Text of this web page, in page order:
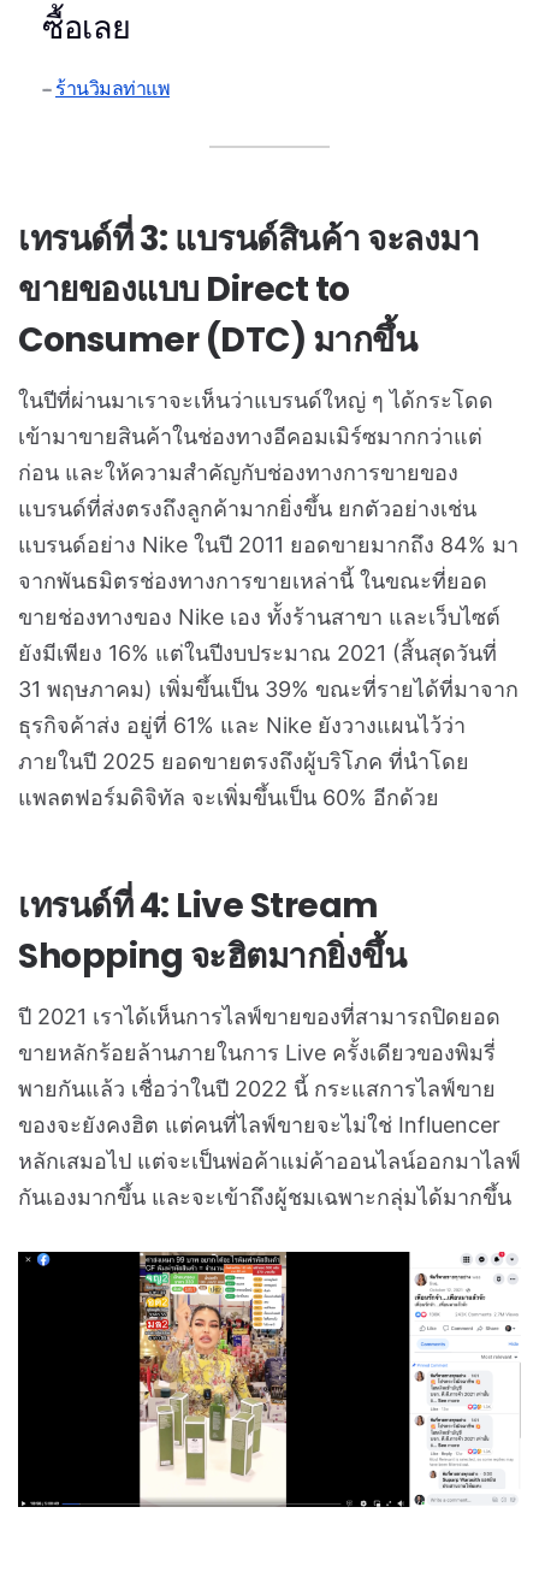
ซื้อเลย
ร้านวิมลท่าแพ
เทรนด์ที่ 3: แบรนด์สินค้า จะลงมา
ขายของแบบ Direct to
Consumer (DTC) มากขึ้น
ในปีที่ผ่านมาเราจะเห็นว่าแบรนด์ใหญ่ ๆ ได้กระโดด
เข้ามาขายสินค้าในช่องทางอีคอมเมิร์ซมากกว่าแต่
ก่อน และให้ความสำคัญกับช่องทางการขายของ
แบรนด์ที่ส่งตรงถึงลูกค้ามากยิ่งขึ้น ยกตัวอย่างเช่น
แบรนด์อย่าง Nike ในปี 2011 ยอดขายมากถึง 84% มา
จากพันธมิตรช่องทางการขายเหล่านี้ ในขณะที่ยอด
ขายช่องทางของ Nike เอง ทั้งร้านสาขา และเว็บไซต์
ยังมีเพียง 16% แต่ในปีงบประมาณ 2021 (สิ้นสุดวันที่
31 พฤษภาคม) เพิ่มขึ้นเป็น 39% ขณะที่รายได้ที่มาจาก
ธุรกิจค้าส่ง อยู่ที่ 61% และ Nike ยังวางแผนไว้ว่า
ภายในปี 2025 ยอดขายตรงถึงผู้บริโภค ที่นำโดย
แพลตฟอร์มดิจิทัล จะเพิ่มขึ้นเป็น 60% อีกด้วย
เทรนด์ที่ 4: Live Stream
Shopping จะฮิตมากยิ่งขึ้น
ปี 2021 เราได้เห็นการไลฟ์ขายของที่สามารถปิดยอด
ขายหลักร้อยล้านภายในการ Live ครั้งเดียวของพิมรี่
พายกันแล้ว เชื่อว่าในปี 2022 นี้ กระแสการไลฟ์ขาย
ของจะยังคงฮิต แต่คนที่ไลฟ์ขายจะไม่ใช่ Influencer
หลักเสมอไป แต่จะเป็นพ่อค้าแม่ค้าออนไลน์ออกมาไลฟ์
กันเองมากขึ้น และจะเข้าถึงผู้ชมเฉพาะกลุ่มได้มากขึ้น